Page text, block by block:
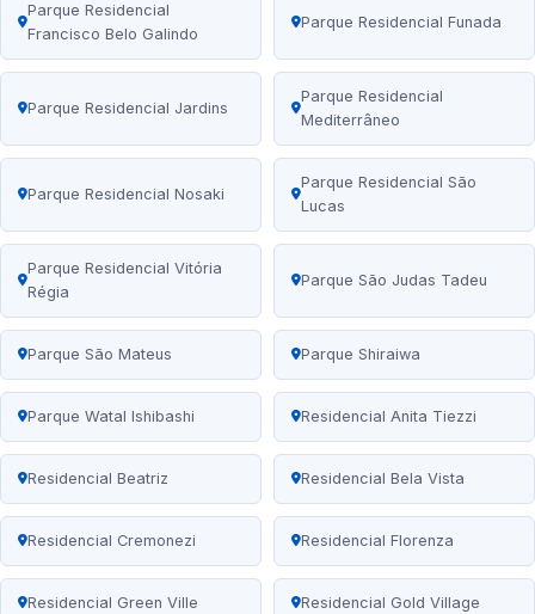
Parque Residencial
Francisco Belo Galindo
Parque Residencial Funada
Parque Residencial Jardins
Parque Residencial
Mediterrâneo
Parque Residencial Nosaki
Parque Residencial São
Lucas
Parque Residencial Vitória
Régia
Parque São Judas Tadeu
Parque São Mateus Parque Shiraiwa
Parque Watal Ishibashi Residencial Anita Tiezzi
Residencial Beatriz Residencial Bela Vista
Residencial Cremonezi Residencial Florenza
Residencial Green Ville Residencial Gold Village